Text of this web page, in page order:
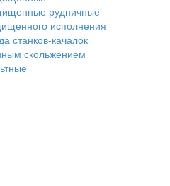
рудничные
исполнения
станков-качалок
скольжением